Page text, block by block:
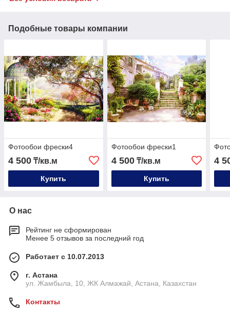
Подобные товары компании
Фотообои фрески4
4 500 ₸/кв.м
Купить
Фотообои фрески1
4 500₸/кв.м
Купить
4
О нас
Рейтинг не сформирован
Менее 5 отзывов за последний год
Работает с 10.07.2013
г. Астана
ул. Жамбыла, 10, ЖК Алмажай, Астана, Казахстан
Контакты